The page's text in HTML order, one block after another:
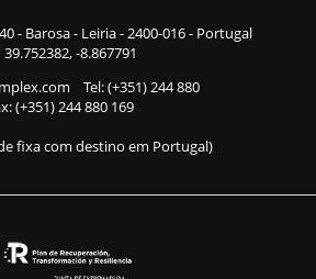
- Barosa - Leiria - 2400-016 - Portugal
39.752382, -8.867791
Tel:(+351) 244 880
(+351) 244 880 169
fixa com destino em Portugal)